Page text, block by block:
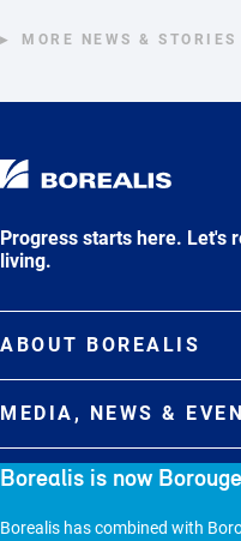
Borealis is now
Borealis has combined with
MORE NEWS & STORIES
Progress starts here. Let's
living.
ABOUT BOREALIS
Commitments
Organization
MEDIA, NEWS &
Media Contacts
DEBT INVESTOR
Overview